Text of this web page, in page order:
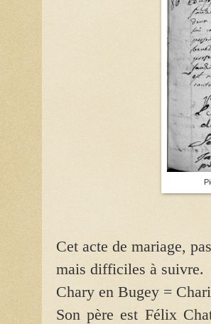
Cet acte de mariage,
mais difficiles à suivre.
Chary en Bugey =
Son père est Félix